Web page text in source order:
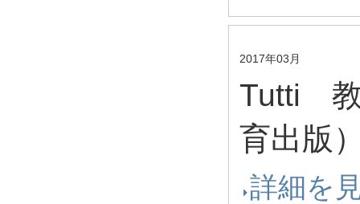
2017年03月
Tutti 教
育出版
詳細を